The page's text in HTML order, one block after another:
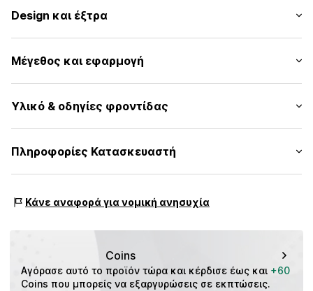
Design και έξτρα
Πλεκτά
Στρόγγυλη λαιμόκοψη
Λαιμός με μανσέτα/πλεκτό ριπ
Fully fashioned
Αριθμός Αντικειμένου. CMM9a8q001000002
Μέγεθος και εφαρμογή
Μήκος: Μήκος κανονικό
Εφαρμογή: Κανονική εφαρμογή
Πίνακας μεγεθών
Υλικό & οδηγίες φροντίδας
Υλικό: 65% Βαμβάκι, 35% Πολυακρυλικό - PC
Πληροφορίες Κατασκευαστή
97228 Rottendorf
Κάνε αναφορά για νομική ανησυχία
Coins
Αγόρασε αυτό το προϊόν τώρα και κέρδισε έως και +60
Coins που μπορείς να εξαργυρώσεις σε εκπτώσεις.